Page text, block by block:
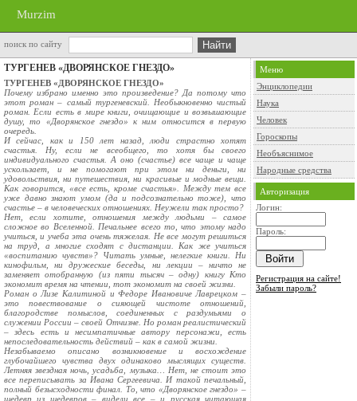
Murzim
поиск по сайту
ТУРГЕНЕВ «ДВОРЯНСКОЕ ГНЕЗДО»
ТУРГЕНЕВ «ДВОРЯНСКОЕ ГНЕЗДО»
Почему избрано именно это произведение? Да потому что
этот роман – самый тургеневский. Необыкновенно чистый
роман. Если есть в мире книги, очищающие и возвышающие
душу, то «Дворянское гнездо» к ним относится в первую
очередь.
И сейчас, как и 150 лет назад, люди страстно хотят
счастья. Ну, если не всеобщего, то хотя бы своего
индивидуального счастья. А оно (счастье) все чаще и чаще
ускользает, и не помогают при этом ни деньги, ни
удовольствия, ни путешествия, ни красивые и модные вещи.
Как говорится, «все есть, кроме счастья». Между тем все
уже давно знают умом (да и подсознательно тоже), что
счастье – в человеческих отношениях. Неужели так просто?
Нет, если хотите, отношения между людьми – самое
сложное во Вселенной. Печальнее всего то, что этому надо
учиться, и учеба эта очень тяжелая. Не все могут решиться
на труд, а многие сходят с дистанции. Как же учиться
«воспитанию чувств»? Читать умные, нелегкие книги. Ни
кинофильм, ни дружеские беседы, ни лекции – ничто не
заменяет отобранную (из пяти тысяч – одну) книгу Кто
экономит время на чтении, тот экономит на своей жизни.
Роман о Лизе Калитиной и Федоре Ивановиче Лаврецком –
это повествование о сияющей чистоте отношений,
благородстве помыслов, соединенных с раздумьями о
служении России – своей Отчизне. Но роман реалистический
– здесь есть и несимпатичные автору персонажи, есть
непоследовательность действий – как в самой жизни.
Незабываемо описано возникновение и восхождение
глубочайшего чувства двух одинаково мыслящих существ.
Летняя звездная ночь, усадьба, музыка… Нет, не стоит это
все переписывать за Ивана Сергеевича. И такой печальный,
полный безысходности финал. То, что «Дворянское гнездо» –
шедевр из шедевров – видели все – и русская читающая
Меню
Энциклопедии
Наука
Человек
Гороскопы
Необъяснимое
Народные средства
Авторизация
Логин:
Пароль:
Регистрация на сайте!
Забыли пароль?